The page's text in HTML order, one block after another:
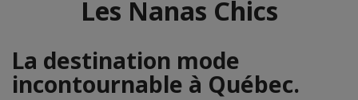
Les Nanas Chics
La destination mode
incontournable à Québec.